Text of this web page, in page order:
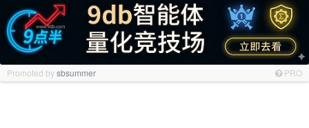
Promoted bysbsummer PRO